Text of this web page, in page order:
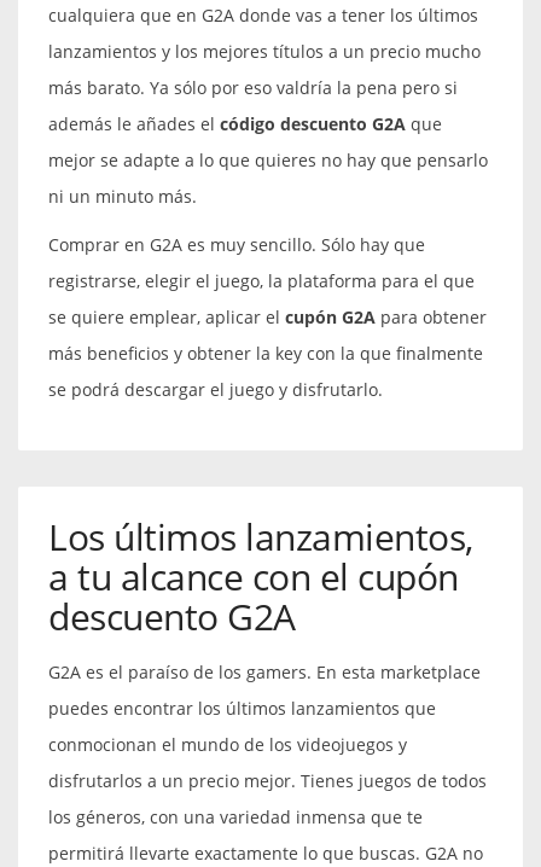
cualquiera que en G2A donde vas a tener los últimos
lanzamientos y los mejores títulos a un precio mucho
más barato. Ya sólo por eso valdría la pena pero si
además le añades el código descuento G2A que
mejor se adapte a lo que quieres no hay que pensarlo
ni un minuto más.
Comprar en G2A es muy sencillo. Sólo hay que
registrarse, elegir el juego, la plataforma para el que
se quiere emplear, aplicar el cupón G2A para obtener
más beneficios y obtener la key con la que finalmente
se podrá descargar el juego y disfrutarlo.
Los últimos lanzamientos,
a tu alcance con el cupón
descuento G2A
G2A es el paraíso de los gamers. En esta marketplace
puedes encontrar los últimos lanzamientos que
conmocionan el mundo de los videojuegos y
disfrutarlos a un precio mejor. Tienes juegos de todos
los géneros, con una variedad inmensa que te
permitirá llevarte exactamente lo que buscas. G2A no